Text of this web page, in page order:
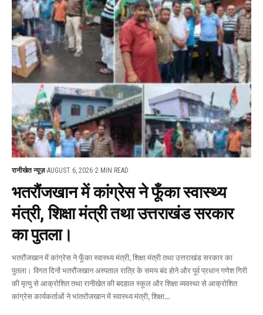
रानीखेत न्यूज़ AUGUST 6, 2026 2 MIN READ
भतरौंजखान में कांग्रेस ने फूँका स्वास्थ्य
मंत्री, शिक्षा मंत्री तथा उत्तराखंड सरकार
का पुतला।
भतरौंजखान में कांग्रेस ने फूँका स्वास्थ्य मंत्री, शिक्षा मंत्री तथा उत्तराखंड सरकार का
पुतला। विगत दिनों भतरौंजखान अस्पताल रात्रि के समय बंद होने और पूर्व प्रधान गणेश गिरी
की मृत्यु से आक्रोशित तथा रानीखेत की बदहाल स्कूल और शिक्षा व्यवस्था से आक्रोशित
कांग्रेस कार्यकर्ताओं ने भांतरोंजखान में स्वास्थ्य मंत्री, शिक्षा…